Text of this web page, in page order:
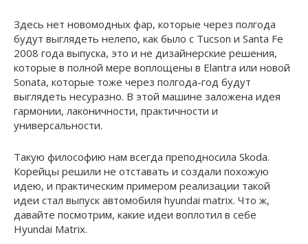
Здесь нет новомодных фар, которые через полгода
будут выглядеть нелепо, как было с Tucson и Santa Fe
2008 года выпуска, это и не дизайнерские решения,
которые в полной мере воплощены в Elantra или новой
Sonata, которые тоже через полгода-год будут
выглядеть несуразно. В этой машине заложена идея
гармонии, лаконичности, практичности и
универсальности.
Такую философию нам всегда преподносила Skoda.
Корейцы решили не отставать и создали похожую
идею, и практическим примером реализации такой
идеи стал выпуск автомобиля hyundai matrix. Что ж,
давайте посмотрим, какие идеи воплотил в себе
Hyundai Matrix.